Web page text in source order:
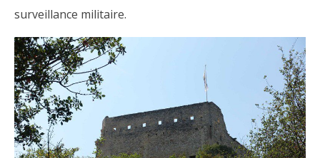
surveillance militaire.